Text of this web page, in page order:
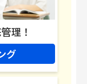
理！
グ